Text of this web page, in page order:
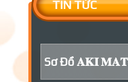
TIN TỨC
Sơ Đồ 𝐀𝐊𝐈